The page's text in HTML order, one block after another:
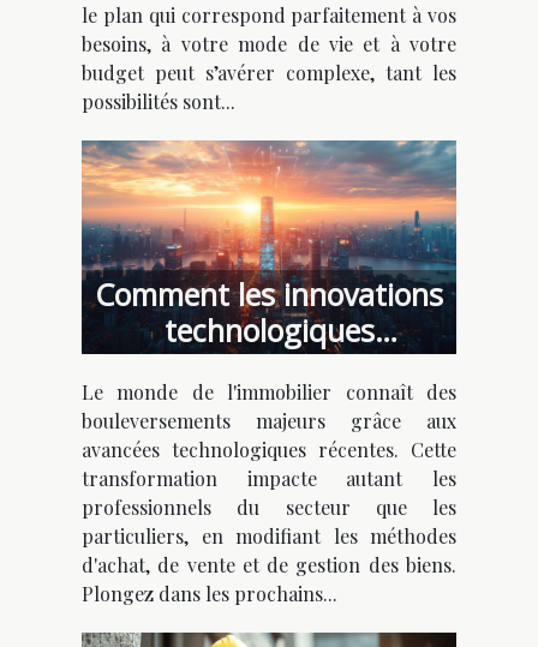
le plan qui correspond parfaitement à vos
besoins, à votre mode de vie et à votre
budget peut s’avérer complexe, tant les
possibilités sont...
Comment les innovations
technologiques
transforment-elles
l'immobilier ?
Le monde de l'immobilier connaît des
bouleversements majeurs grâce aux
avancées technologiques récentes. Cette
transformation impacte autant les
professionnels du secteur que les
particuliers, en modifiant les méthodes
d'achat, de vente et de gestion des biens.
Plongez dans les prochains...